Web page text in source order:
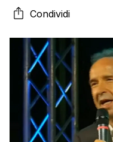
di Viareggio
Condividi